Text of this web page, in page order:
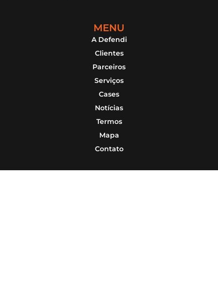
MENU
A Defendi
Clientes
Parceiros
Serviços
Cases
Notícias
Termos
Mapa
Contato